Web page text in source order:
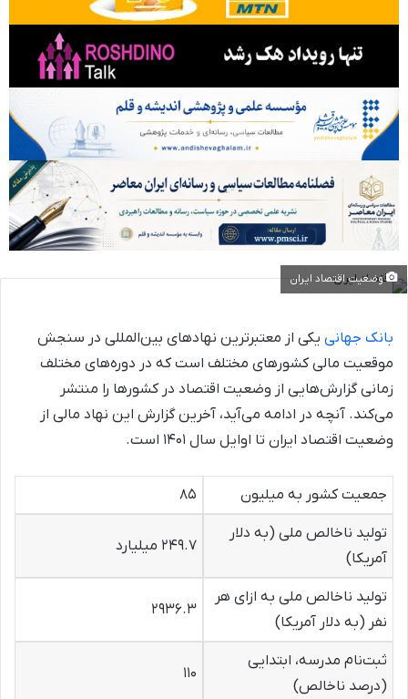
وضعیت اقتصاد ایران
بانک جهانی یکی از معتبرترین نهادهای بین‌المللی در سنجش
موقعیت مالی کشورهای مختلف است که در دوره‌های مختلف
زمانی گزارش‌هایی از وضعیت اقتصاد در کشورها را منتشر
می‌کند. آنچه در ادامه می‌آید، آخرین گزارش این نهاد مالی از
وضعیت اقتصاد ایران تا اوایل سال ۱۴۰۱ است.
جمعیت کشور به میلیون ۸۵
تولید ناخالص ملی (به دلار
آمریکا)
۲۴۹.۷ میلیارد
تولید ناخالص ملی به ‌ازای هر
نفر (به دلار آمریکا)
۲۹۳۶.۳
ثبت‌نام مدرسه، ابتدایی
(درصد ناخالص)
۱۱۰